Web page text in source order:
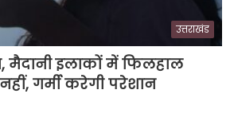
उत्तराखंड
मैदानी इलाकों में फिलहाल
गर्मी करेगी परेशान